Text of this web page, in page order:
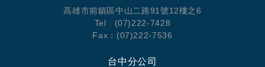
高雄市前鎮區中山二路91號12樓之6
Tel : (07)222-7428
Fax：(07)222-7536
台中分公司